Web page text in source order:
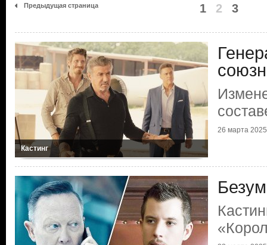
Предыдущая страница 1 2 3
Кастинг
26 марта 2025